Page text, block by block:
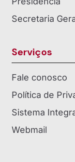
Secretaria
Serviços
Fale conosco
Política de
Sistema
Webmail